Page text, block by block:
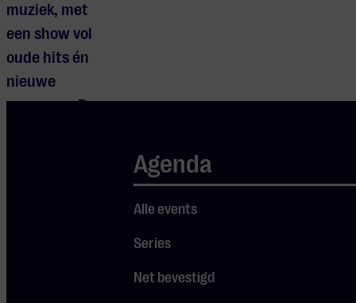
Agenda
Alle events
Series
Net bevestigd
muziek, met
een show vol
oude hits én
nieuwe
nummers. En